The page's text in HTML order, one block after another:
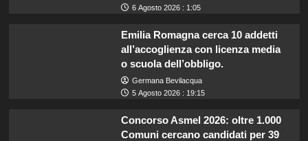
6 Agosto 2026 : 1:05
Emilia Romagna cerca 10 addetti
all’accoglienza con licenza media
o scuola dell’obbligo.
Germana Bevilacqua
5 Agosto 2026 : 19:15
Concorso Asmel 2026: oltre 1.000
Comuni cercano candidati per 39